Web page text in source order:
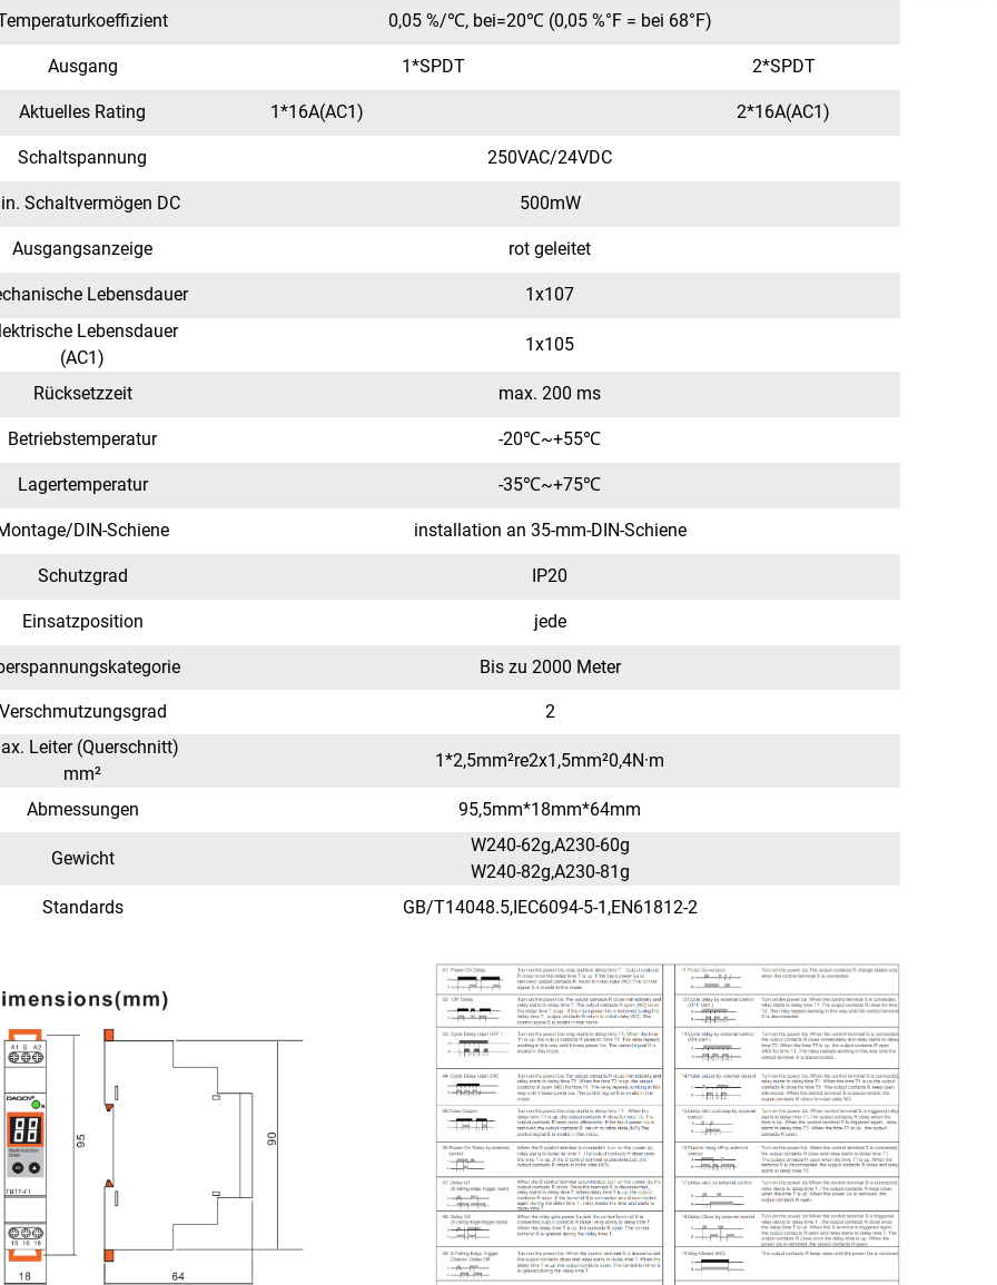
0,05 %/℃, bei=20℃ (0,05 %°F = bei 68°F)
Ausgang 1*SPDT 2*SPDT
Aktuelles Rating 1*16A(AC1) 2*16A(AC1)
Schaltspannung 250VAC/24VDC
Schaltvermögen DC 500mW
Ausgangsanzeige rot geleitet
Lebensdauer
1x107
Lebensdauer
(AC1)
1x105
Rücksetzzeit max. 200 ms
Betriebstemperatur -20℃~+55℃
Lagertemperatur -35℃~+75℃
DIN-Schiene installation an 35-mm-DIN-Schiene
Schutzgrad IP20
Einsatzposition jede
Bis zu 2000 Meter
2
Leiter (Querschnitt)
mm²
1*2,5mm²re2x1,5mm²0,4N·m
Abmessungen 95,5mm*18mm*64mm
Gewicht
W240-62g,A230-60g
W240-82g,A230-81g
Standards
GB/T14048.5,IEC6094-5-1,EN61812-2